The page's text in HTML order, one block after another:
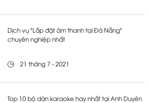
Dịch vụ "Lắp đặt âm thanh tại Đà Nẵng"
chuyên nghiệp nhất
21 tháng 7 - 2021
Top 10 bộ dàn karaoke hay nhất tại Anh Duyên